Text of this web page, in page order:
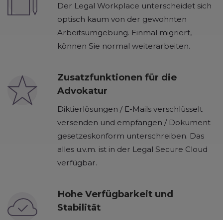
Der Legal Workplace unterscheidet sich
optisch kaum von der gewohnten
Arbeitsumgebung. Einmal migriert,
können Sie normal weiterarbeiten.
Zusatzfunktionen für die
Advokatur
Diktierlösungen / E-Mails verschlüsselt
versenden und empfangen / Dokument
gesetzeskonform unterschreiben. Das
alles u.v.m. ist in der Legal Secure Cloud
verfügbar.
Hohe Verfügbarkeit und
Stabilität